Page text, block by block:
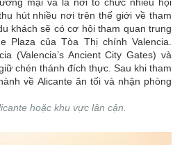
hút nhiều nơi trên thế giới về tham
khách sẽ có cơ hội tham quan trung
Plaza của Tòa Thị chính Valencia.
(Valencia’s Ancient City Gates) và
chén thánh đích thực. Sau khi tham
về Alicante ăn tối và nhận phòng
hoặc khu vực lân cận.